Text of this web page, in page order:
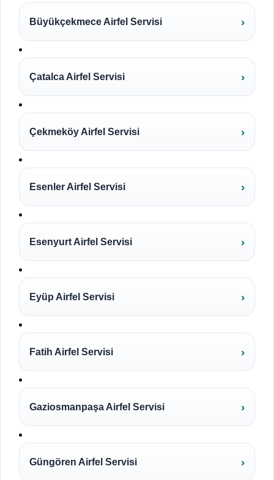
Büyükçekmece Airfel Servisi
Çatalca Airfel Servisi
Çekmeköy Airfel Servisi
Esenler Airfel Servisi
Esenyurt Airfel Servisi
Eyüp Airfel Servisi
Fatih Airfel Servisi
Gaziosmanpaşa Airfel Servisi
Güngören Airfel Servisi